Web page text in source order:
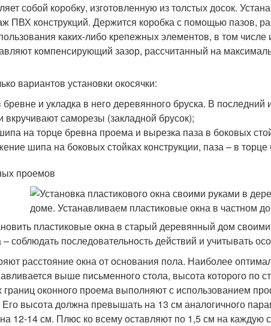
собой коробку, изготовленную из толстых досок.
ПВХ конструкций. Держится коробка с помощью пазов,
каких-либо крепежных элементов, в том
компенсирующий зазор, рассчитанный на
вариантов установки окосячки:
и укладка в него деревянного бруска. В последний
вкручивают саморезы (закладной брусок);
на торце бревна проема и вырезка паза в боковых
шипа на боковых стойках конструкции, паза – в
проемов
пластиковые окна в старый деревянный дом
соблюдать последовательность действий и учитывать
расстояние окна от основания пола. Наиболее
выше письменного стола, высота которого по
границ оконного проема выполняют с использованием
высота должна превышать на 13 см аналогичного
12-14 см. Плюс ко всему оставляют по 1,5 см на каждую